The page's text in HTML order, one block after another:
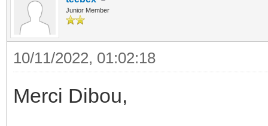
Junior Member
10/11/2022, 01:02:18
Merci Dibou,